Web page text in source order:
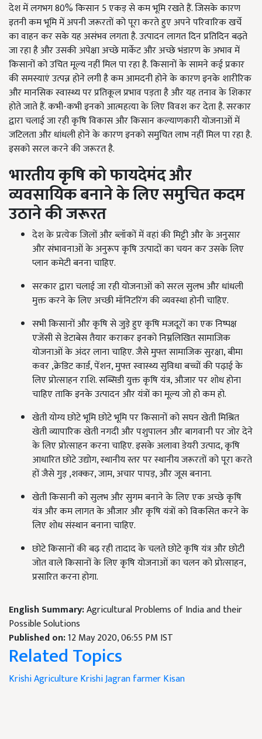
देश में लगभग 80% किसान 5 एकड़ से कम भूमि रखते हैं. जिसके कारण
इतनी कम भूमि में अपनी जरूरतों को पूरा करते हुए अपने परिवारिक खर्चे
का वाहन कर सके यह असंभव लगता है. उत्पादन लागत दिन प्रतिदिन बढ़ते
जा रहा है और उसकी अपेक्षा अच्छे मार्केट और अच्छे भंडारण के अभाव में
किसानों को उचित मूल्य नहीं मिल पा रहा है. किसानों के सामने कई प्रकार
की समस्याएं उत्पन्न होने लगी है कम आमदनी होने के कारण इनके शारीरिक
और मानसिक स्वास्थ्य पर प्रतिकूल प्रभाव पड़ता है और यह तनाव के शिकार
होते जाते हैं. कभी-कभी इनको आत्महत्या के लिए विवश कर देता है. सरकार
द्वारा चलाई जा रही कृषि विकास और किसान कल्याणकारी योजनाओं में
जटिलता और धांधली होने के कारण इनको समुचित लाभ नहीं मिल पा रहा है.
इसको सरल करने की जरूरत है.
भारतीय कृषि को फायदेमंद और
व्यवसायिक बनाने के लिए समुचित कदम
उठाने की जरूरत
देश के प्रत्येक जिलों और ब्लॉकों में वहां की मिट्टी और के अनुसार
और संभावनाओं के अनुरूप कृषि उत्पादों का चयन कर उसके लिए
प्लान कमेटी बनना चाहिए.
सरकार द्वारा चलाई जा रही योजनाओं को सरल सुलभ और धांधली
मुक्त करने के लिए अच्छी मॉनिटरिंग की व्यवस्था होनी चाहिए.
सभी किसानों और कृषि से जुड़े हुए कृषि मजदूरों का एक निष्पक्ष
एजेंसी से डेटाबेस तैयार कराकर इनको निम्नलिखित सामाजिक
योजनाओं के अंदर लाना चाहिए. जैसे मुफ्त सामाजिक सुरक्षा, बीमा
कवर ,क्रेडिट कार्ड, पेंशन, मुफ्त स्वास्थ्य सुविधा बच्चों की पढ़ाई के
लिए प्रोत्साहन राशि. सब्सिडी युक्त कृषि यंत्र, औजार पर शोध होना
चाहिए ताकि इनके उत्पादन और यंत्रों का मूल्य जो हो कम हो.
खेती योग्य छोटे भूमि छोटे भूमि पर किसानों को सघन खेती मिश्रित
खेती व्यापारिक खेती नगदी और पशुपालन और बागवानी पर जोर देने
के लिए प्रोत्साहन करना चाहिए. इसके अलावा डेयरी उत्पाद, कृषि
आधारित छोटे उद्योग, स्थानीय स्तर पर स्थानीय जरूरतों को पूरा करते
हों जैसे गुड़ ,शक्कर, जाम, अचार पापड़, और जूस बनाना.
खेती किसानी को सुलभ और सुगम बनाने के लिए एक अच्छे कृषि
यंत्र और कम लागत के औजार और कृषि यंत्रों को विकसित करने के
लिए शोध संस्थान बनाना चाहिए.
छोटे किसानों की बढ़ रही तादाद के चलते छोटे कृषि यंत्र और छोटी
जोत वाले किसानों के लिए कृषि योजनाओं का चलन को प्रोत्साहन,
प्रसारित करना होगा.
English Summary:Agricultural Problems of India and their
Possible Solutions
Published on:12 May 2020, 06:55 PM IST
Related Topics
KrishiAgricultureKrishi JagranfarmerKisan